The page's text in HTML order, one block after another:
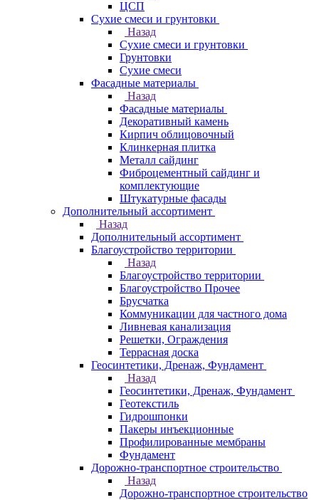
ЦСП
Сухие смеси и грунтовки
Назад
Сухие смеси и грунтовки
Грунтовки
Сухие смеси
Фасадные материалы
Назад
Фасадные материалы
Декоративный камень
Кирпич облицовочный
Клинкерная плитка
Металл сайдинг
Фиброцементный сайдинг и
комплектующие
Штукатурные фасады
Дополнительный ассортимент
Назад
Дополнительный ассортимент
Благоустройство территории
Назад
Благоустройство территории
Благоустройство Прочее
Брусчатка
Коммуникации для частного дома
Ливневая канализация
Решетки, Ограждения
Террасная доска
Геосинтетики, Дренаж, Фундамент
Назад
Геосинтетики, Дренаж, Фундамент
Геотекстиль
Гидрошпонки
Пакеры инъекционные
Профилированные мембраны
Фундамент
Дорожно-транспортное строительство
Назад
Дорожно-транспортное строительство